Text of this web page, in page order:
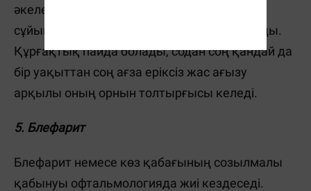
әкеледі. Соның салдарынан көз жасы
сұйықтығы көз бетіне қалыпты таралмайды.
Құрғақтық пайда болады, содан соң қандай да
бір уақыттан соң ағза еріксіз жас ағызу
арқылы оның орнын толтырғысы келеді.
5. Блефарит
Блефарит немесе көз қабағының созылмалы
қабынуы офтальмологияда жиі кездеседі.